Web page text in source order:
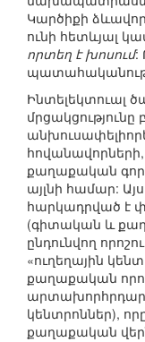
Կարծիքի
ունի հետևյալ
որտեղ է խոսում:
Ինտելեկտուալ
հովանավորների,
քաղաքական
այլնի համար:
հարկադրված է
(գիտական և
ընդունվող
«ուղեղային
քաղաքական
կենտրոններ),
քաղաքական